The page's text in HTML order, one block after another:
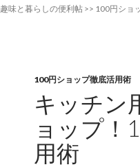
趣味と暮らしの便利帖 >> 100円ショ
100円ショップ徹底活用術
キッチン
ョップ！
用術